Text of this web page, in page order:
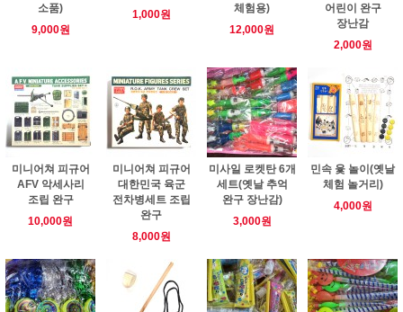
소품)
9,000원
1,000원
체험용)
12,000원
어린이 완구
장난감
2,000원
미니어쳐 피규어
AFV 악세사리
조립 완구
10,000원
미니어쳐 피규어
대한민국 육군
전차병세트 조립
완구
8,000원
미사일 로켓탄 6개
세트(옛날 추억
완구 장난감)
3,000원
민속 윷 놀이(옛날
체험 놀거리)
4,000원